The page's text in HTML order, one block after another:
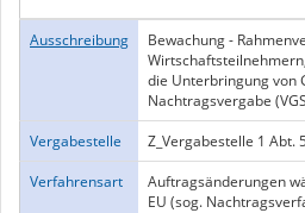
Ausschreibung
Bewachung -
die Unterbringung von
Nachtragsvergabe
Vergabestelle
Z_Vergabestelle 1 Abt.
Verfahrensart
Auftragsänderungen
EU (sog.